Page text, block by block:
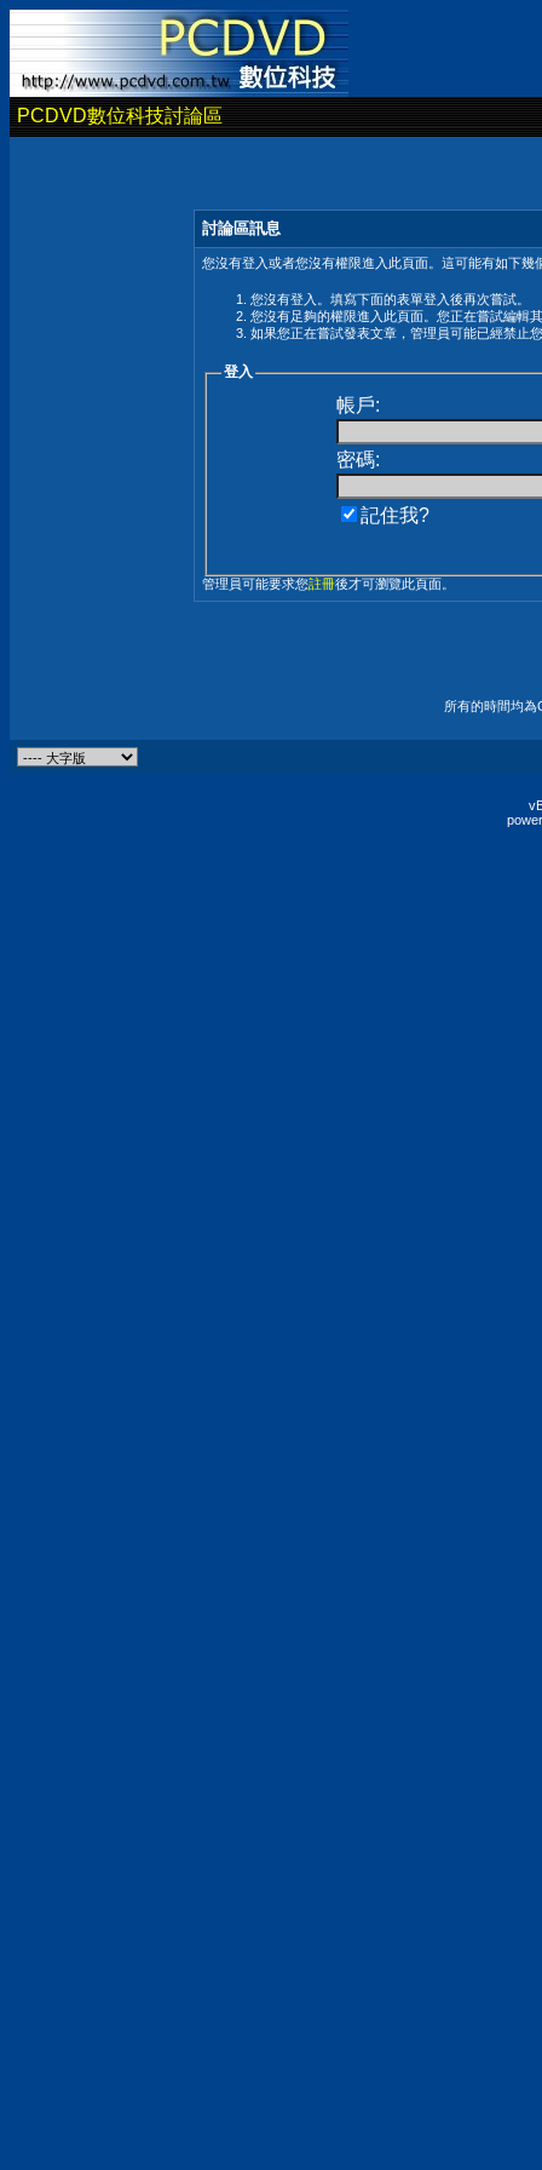
PCDVD數位科技討論區
討論區訊息
您沒有登入或者您沒有權限進入此頁面。這可能有如下幾
您沒有登入。填寫下面的表單登入後再次嘗試。
您沒有足夠的權限進入此頁面。您正在嘗試編輯
如果您正在嘗試發表文章，管理員可能已經禁止
登入
帳戶:
密碼:
記住我?
管理員可能要求您註冊後才可瀏覽此頁面。
所有的時間均為